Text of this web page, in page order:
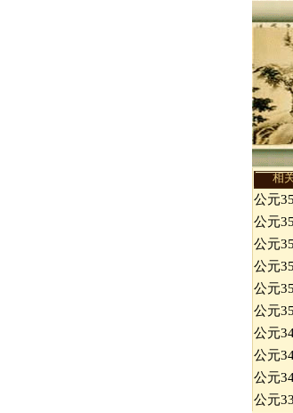
相
公元
公元
公元
公元
公元
公元
公元
公元
公元
公元